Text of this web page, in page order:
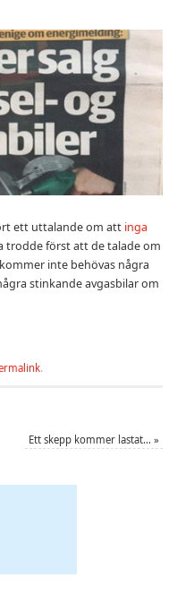
ett uttalande om att inga
trodde först att de talade om
inte behövas några
stinkande avgasbilar om
.
Ett skepp kommer lastat… »